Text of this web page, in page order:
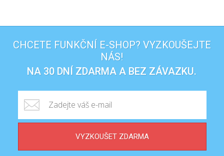
CHCETE FUNKČNÍ E-SHOP? VYZKOUŠEJTE
NÁS!
NA 30 DNÍ ZDARMA A BEZ ZÁVAZKU.
VYZKOUŠET ZDARMA